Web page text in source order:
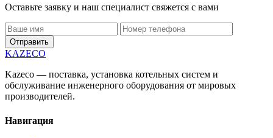
Оставьте заявку и наш специалист свяжется с вами
Отправить
KAZECO
Kazeco — поставка, установка котельных систем и
обслуживание инженерного оборудования от мировых
производителей.
Навигация